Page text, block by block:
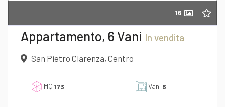
16
Appartamento, 6 Vani In vendita
San Pietro Clarenza, Centro
MQ 173 Vani 6